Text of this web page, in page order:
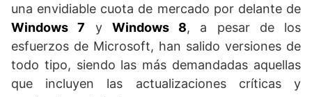
una envidiable cuota de mercado por delante de
Windows 7 y Windows 8, a pesar de los
esfuerzos de Microsoft, han salido versiones de
todo tipo, siendo las más demandadas aquellas
que incluyen las actualizaciones críticas y